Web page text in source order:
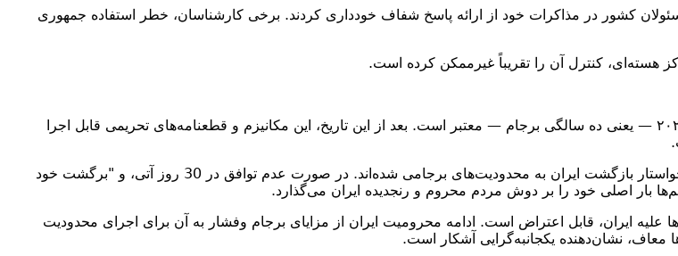
تا ۶۰٪ وضعیت نامعلومی پیدا کرد. مسئولان کشور در مذاکرات خود از ارائه پاسخ شفاف خودداری کردند. برخی کارشناسان، خطر استفاده جمهوری
هسته‌ای، کنترل آن را تقریباً غیرممکن کرده است.
طبق معاهده، حق کاربرد «مکانیسم ماشه» و بازگرداندن خودکار تحریم‌ها تا ۱۸ اکتبر ۲۰۲۵ — یعنی ده سالگی برجام — معتبر است. بعد از این تاریخ، این مکانیزم و قطعنامه‌های تحریمی قابل اجرا
بنابراین موارد، سه کشور اروپایی با حمایت آمریکا، با پیش کشیدن «مکانیسم ماشه»، خواستار بازگشت ایران به محدودیت‌های برجامی شده‌اند. در صورت عدم توافق در 30 روز آتی، و "برگشت خود
بار اصلی خود را بر دوش مردم محروم و رنجدیده ایران می‌گذارد.
علیه ایران، قابل اعتراض است. ادامه محرومیت ایران از مزایای برجام وفشار به آن برای اجرای محدودیت
معاف، نشان‌دهنده یکجانبه‌گرایی آشکار است.